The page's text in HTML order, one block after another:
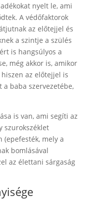
nyelt le, ami
A védőfaktorok
az előtejjel és
a szintje a szülés
is hangsúlyos a
még akkor is, amikor
az előtejjel is
baba szervezetébe,
is van, ami segíti az
szurokszéklet
mely a
bomlásával
az élettani sárgaság